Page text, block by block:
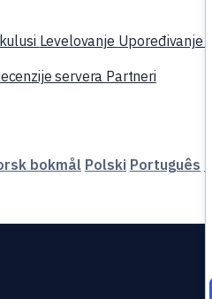
Levelovanje Upoređivanje
servera Partneri
bokmål Polski Português